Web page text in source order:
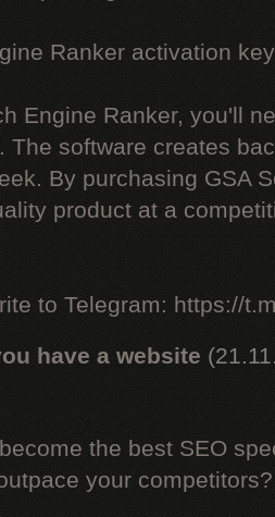
Ranker activation key
Engine Ranker, you'll
The software creates
By purchasing GSA
product at a
to Telegram: https://
have a website
the best SEO
your competitors?